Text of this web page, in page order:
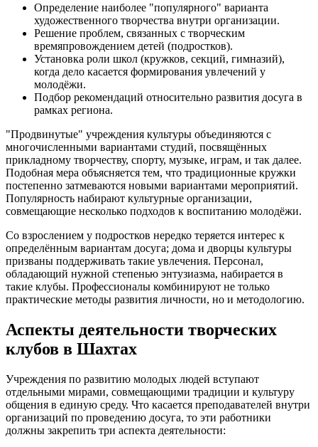
Определение наиболее "популярного" варианта
художественного творчества внутри организации.
Решение проблем, связанных с творческим
времяпровождением детей (подростков).
Установка роли школ (кружков, секций, гимназий),
когда дело касается формирования увлечений у
молодёжи.
Подбор рекомендаций относительно развития досуга в
рамках региона.
"Продвинутые" учреждения культуры объединяются с
многочисленными вариантами студий, посвящённых
прикладному творчеству, спорту, музыке, играм, и так далее.
Подобная мера объясняется тем, что традиционные кружки
постепенно затмеваются новыми вариантами мероприятий.
Популярность набирают культурные организации,
совмещающие несколько подходов к воспитанию молодёжи.
Со взрослением у подростков нередко теряется интерес к
определённым вариантам досуга; дома и дворцы культуры
призваны поддерживать такие увлечения. Персонал,
обладающий нужной степенью энтузиазма, набирается в
такие клубы. Профессионалы комбинируют не только
практические методы развития личности, но и методологию.
Аспекты деятельности творческих
клубов в Шахтах
Учреждения по развитию молодых людей вступают
отдельными мирами, совмещающими традиции и культуру
общения в единую среду. Что касается преподавателей внутри
организаций по проведению досуга, то эти работники
должны закрепить три аспекта деятельности: